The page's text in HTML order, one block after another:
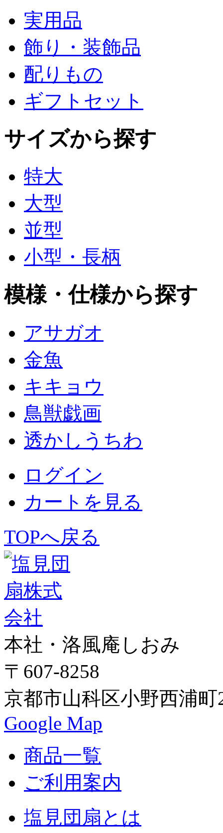
実用品
飾り・装飾品
配りもの
ギフトセット
サイズから探す
特大
大型
並型
小型・長柄
模様・仕様から探す
アサガオ
金魚
キキョウ
鳥獣戯画
透かしうちわ
ログイン
カートを見る
TOPへ戻る
本社・洛風庵しおみ
〒607-8258
京都市山科区小野西浦町
Google Map
商品一覧
ご利用案内
塩見団扇とは